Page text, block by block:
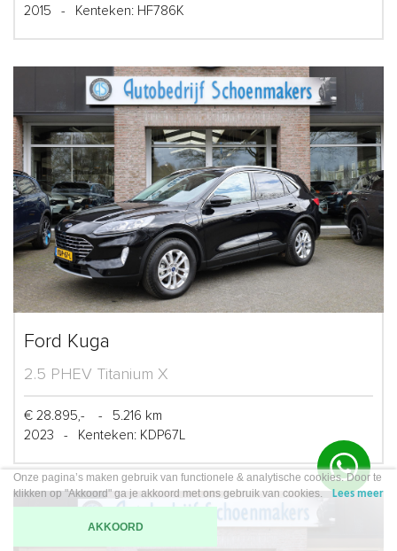
2015
- Kenteken: HF786K
Ford Kuga
2.5 PHEV Titanium X
€ 28.895,- -
5.216 km
2023
- Kenteken: KDP67L
Onze pagina’s maken gebruik van functionele & analytische cookies. Door te
klikken op "Akkoord" ga je akkoord met ons gebruik van cookies.
Lees meer
AKKOORD